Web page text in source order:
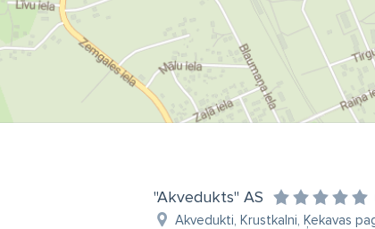
"Akvedukts" AS
Akvedukti, Krustkalni, Ķekavas